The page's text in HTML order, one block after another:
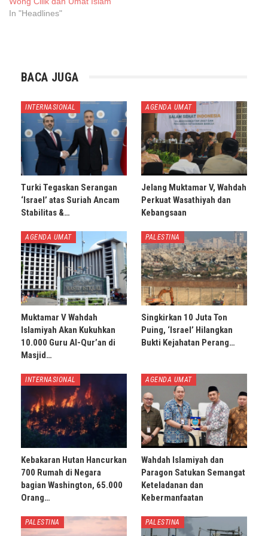
In "Headlines"
BACA JUGA
INTERNASIONAL
Turki Tegaskan Serangan
‘Israel’ atas Suriah Ancam
Stabilitas &…
AGENDA UMAT
Jelang Muktamar V, Wahdah
Perkuat Wasathiyah dan
Kebangsaan
AGENDA UMAT
Muktamar V Wahdah
Islamiyah Akan Kukuhkan
10.000 Guru Al-Qur’an di
Masjid…
PALESTINA
Singkirkan 10 Juta Ton
Puing, ‘Israel’ Hilangkan
Bukti Kejahatan Perang…
INTERNASIONAL
Kebakaran Hutan Hancurkan
700 Rumah di Negara
bagian Washington, 65.000
Orang…
AGENDA UMAT
Wahdah Islamiyah dan
Paragon Satukan Semangat
Keteladanan dan
Kebermanfaatan
PALESTINA PALESTINA